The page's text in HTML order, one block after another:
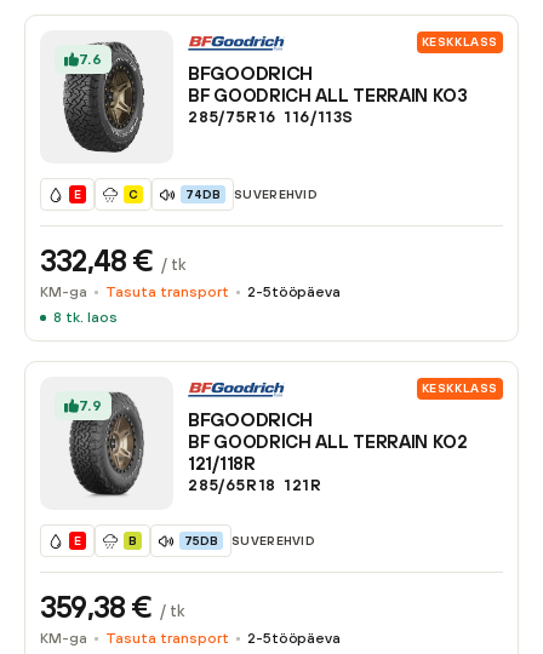
7.6
KESKKLASS
BFGOODRICH
BF GOODRICH ALL TERRAIN KO3
285/75R16 116/113S
E C 74DB SUVEREHVID
332,48 € / tk
KM-ga Tasuta transport 2-5tööpäeva
8 tk. laos
7.9
KESKKLASS
BFGOODRICH
BF GOODRICH ALL TERRAIN KO2
121/118R
285/65R18 121 R
E B 75DB SUVEREHVID
359,38 € / tk
KM-ga Tasuta transport 2-5tööpäeva